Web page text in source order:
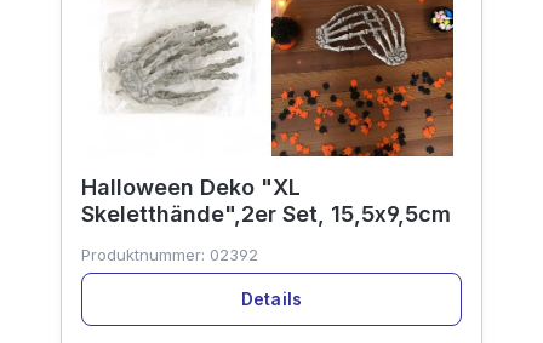
Halloween Deko "XL
Skeletthände",2er Set, 15,5x9,5cm
Produktnummer: 02392
Details